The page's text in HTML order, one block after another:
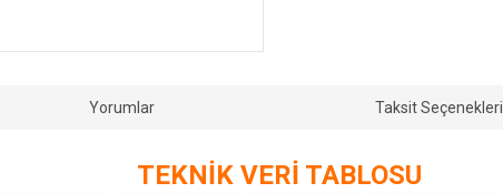
Yorumlar Taksit Seçenekleri
TEKNİK VERİ TABLOSU